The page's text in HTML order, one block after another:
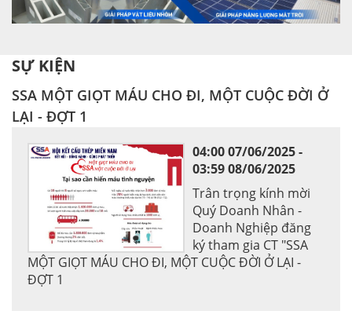
SỰ KIỆN
SSA MỘT GIỌT MÁU CHO ĐI, MỘT CUỘC ĐỜI Ở
LẠI - ĐỢT 1
04:00 07/06/2025 -
03:59 08/06/2025
Trân trọng kính mời
Quý Doanh Nhân -
Doanh Nghiệp đăng
ký tham gia CT "SSA
MỘT GIỌT MÁU CHO ĐI, MỘT CUỘC ĐỜI Ở LẠI -
ĐỢT 1